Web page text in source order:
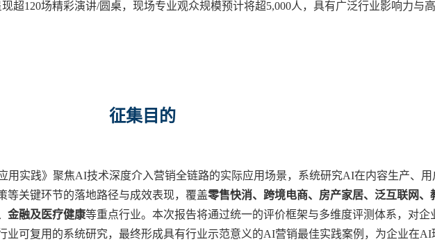
超120场精彩演讲/圆桌，现场专业观众规模预计将超5,000人，具有广泛行业影响力与
征集目的
用实践》聚焦AI技术深度介入营销全链路的实际应用场景，系统研究AI在内容生产、用
等关键环节的落地路径与成效表现，覆盖零售快消、跨境电商、房产家居、泛互联网、
金融及医疗健康等重点行业。本次报告将通过统一的评价框架与多维度评测体系，对企
业可复用的系统研究，最终形成具有行业示范意义的AI营销最佳实践案例，为企业在AI